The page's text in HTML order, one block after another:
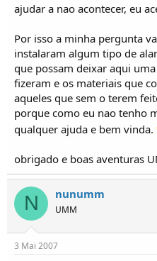
ajudar a nao acontecer, eu
Por isso a minha pergunta
instalaram algum tipo de
que possam deixar aqui
fizeram e os materiais que
aqueles que sem o terem
porque como eu nao tenho
qualquer ajuda e bem vinda.
obrigado e boas aventuras
N nunumm
UMM
3 Mai 2007